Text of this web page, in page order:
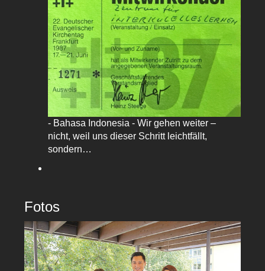
- Bahasa Indonesia - Wir gehen weiter –
nicht, weil uns dieser Schritt leichtfällt,
sondern…
Fotos